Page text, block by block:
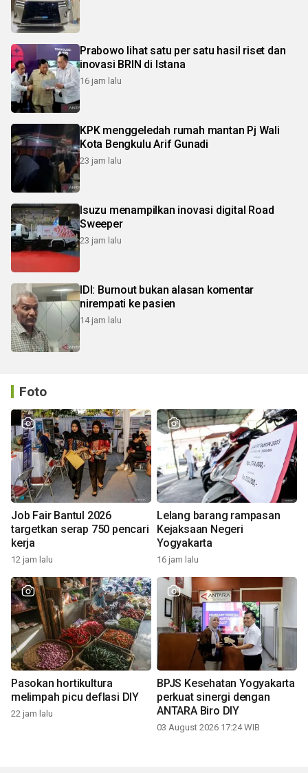
Prabowo lihat satu per satu hasil riset dan
inovasi BRIN di Istana
16 jam lalu
KPK menggeledah rumah mantan Pj Wali
Kota Bengkulu Arif Gunadi
23 jam lalu
Isuzu menampilkan inovasi digital Road
Sweeper
23 jam lalu
IDI: Burnout bukan alasan komentar
nirempati ke pasien
14 jam lalu
Foto
Job Fair Bantul 2026
targetkan serap 750 pencari
kerja
12 jam lalu
Lelang barang rampasan
Kejaksaan Negeri
Yogyakarta
16 jam lalu
Pasokan hortikultura
melimpah picu deflasi DIY
22 jam lalu
BPJS Kesehatan Yogyakarta
perkuat sinergi dengan
ANTARA Biro DIY
03 August 2026 17:24 WIB